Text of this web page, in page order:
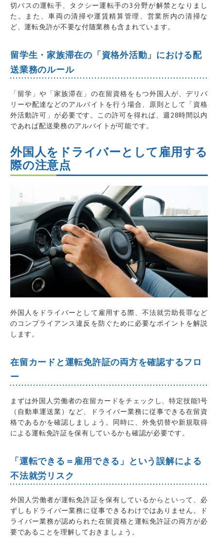
切バスの運転手、タクシー運転手の3分野が解禁となりまし
た。また、車両の清掃や運賃精算管理、営業所内の清掃な
ど、運転免許が不要な付随業務も含まれています。
留学生・家族滞在の「資格外活動」における配
送業務のルール
「留学」や「家族滞在」の在留資格をもつ外国人が、デリバ
リーや配達などのアルバイトを行う場合、原則として「資格
外活動許可」が必要です。この許可を得れば、週28時間以内
であれば配送乗務のアルバイトが可能です。
外国人をドライバーとして雇用する
際の注意点
外国人をドライバーとして雇用する際、不法就労助長罪など
のコンプライアンス違反を防ぐために必要なポイントを解説
します。
在留カードと運転免許証の両方を確認するフロ
ー
まずは外国人労働者の在留カードをチェックし、特定技能1号
（自動車運送業）など、ドライバー業務に従事できる在留資
格であるかを確認しましょう。同時に、外免切替や新規取得
による運転免許証を保有しているかも確認が必要です。
「運転できる＝雇用できる」という誤解による
不法就労リスク
外国人労働者が運転免許証を保有しているからといって、必
ずしもドライバー業務に従事できるわけではありません。ド
ライバー業務が認められた在留資格と運転免許証の両方が必
要であることを理解しておきましょう。